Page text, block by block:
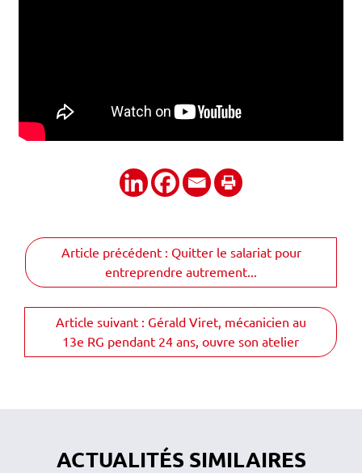
Article précédent : Quitter le salariat pour
entreprendre autrement...
Article suivant : Gérald Viret, mécanicien au
13e RG pendant 24 ans, ouvre son atelier
ACTUALITÉS SIMILAIRES